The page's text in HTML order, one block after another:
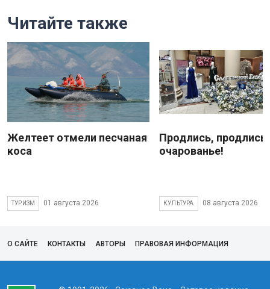
Читайте также
Желтеет отмели песчаная
коса
ТУРИЗМ 01 августа 2026
Продлись, продлись
очарованье!
КУЛЬТУРА 08 августа 2026
О САЙТЕ КОНТАКТЫ АВТОРЫ ПРАВОВАЯ ИНФОРМАЦИЯ